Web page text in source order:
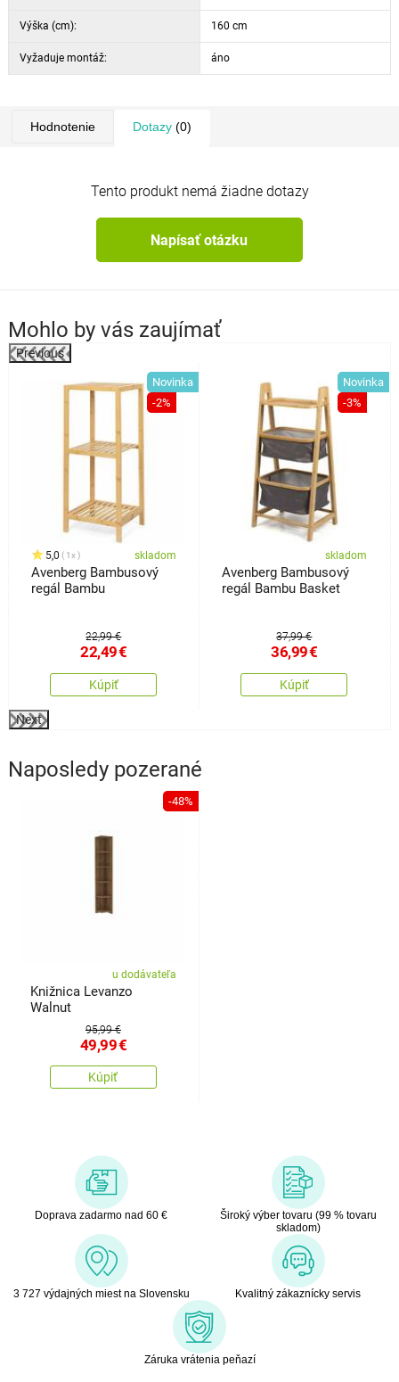
Výška (cm): 160 cm
Vyžaduje montáž: áno
Hodnotenie Dotazy(0)
Tento produkt nemá žiadne dotazy
Napísať otázku
Mohlo by vás zaujímať
Previous
Novinka
-2%
5,0 1x skladom
Avenberg Bambusový
regál Bambu
22,99 €
22,49€
Kúpiť
Novinka
-3%
skladom
Avenberg Bambusový
regál Bambu Basket
37,99 €
36,99€
Kúpiť
Next
Naposledy pozerané
-48%
u dodávateľa
Knižnica Levanzo
Walnut
95,99 €
49,99€
Kúpiť
Doprava zadarmo nad 60 €
Široký výber tovaru (99 % tovaru
skladom)
3 727 výdajných miest na Slovensku Kvalitný zákaznícky servis
Záruka vrátenia peňazí